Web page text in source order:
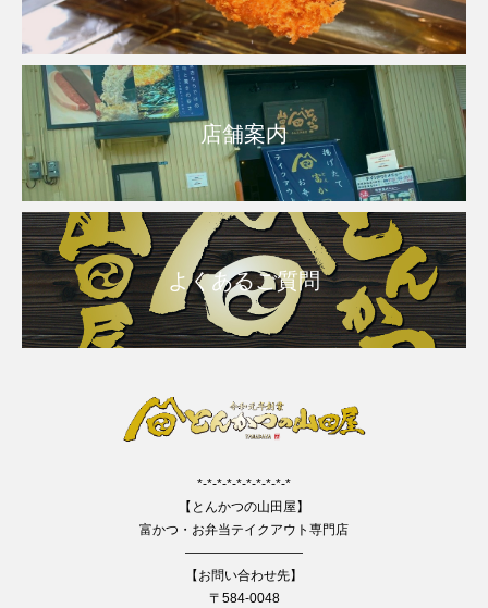
店舗案内
よくあるご質問
*-*-*-*-*-*-*-*-*-*
【とんかつの山田屋】
富かつ・お弁当テイクアウト専門店
—————————
【お問い合わせ先】
〒584-0048